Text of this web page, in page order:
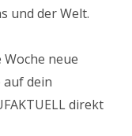
und der Welt.
Woche neue
auf dein
direkt